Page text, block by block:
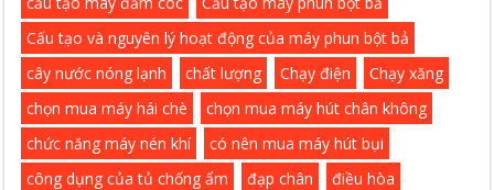
Cấu tạo và nguyên lý hoạt động của máy phun bột bả
cây nước nóng lạnh
chất lượng Chạy điện
Chạy xăng
chọn mua máy hái chè
chọn mua máy hút chân không
chức năng máy nén khí
có nên mua máy hút bụi
công dụng của tủ chống ẩm
đạp chân
điều hòa